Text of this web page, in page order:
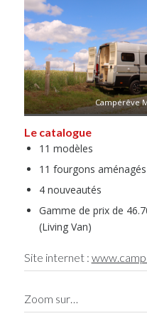
Campérêve
Le catalogue
11 modèles
11 fourgons aménagés
4 nouveautés
Gamme de prix de
(Living Van)
Site internet :
Zoom sur…